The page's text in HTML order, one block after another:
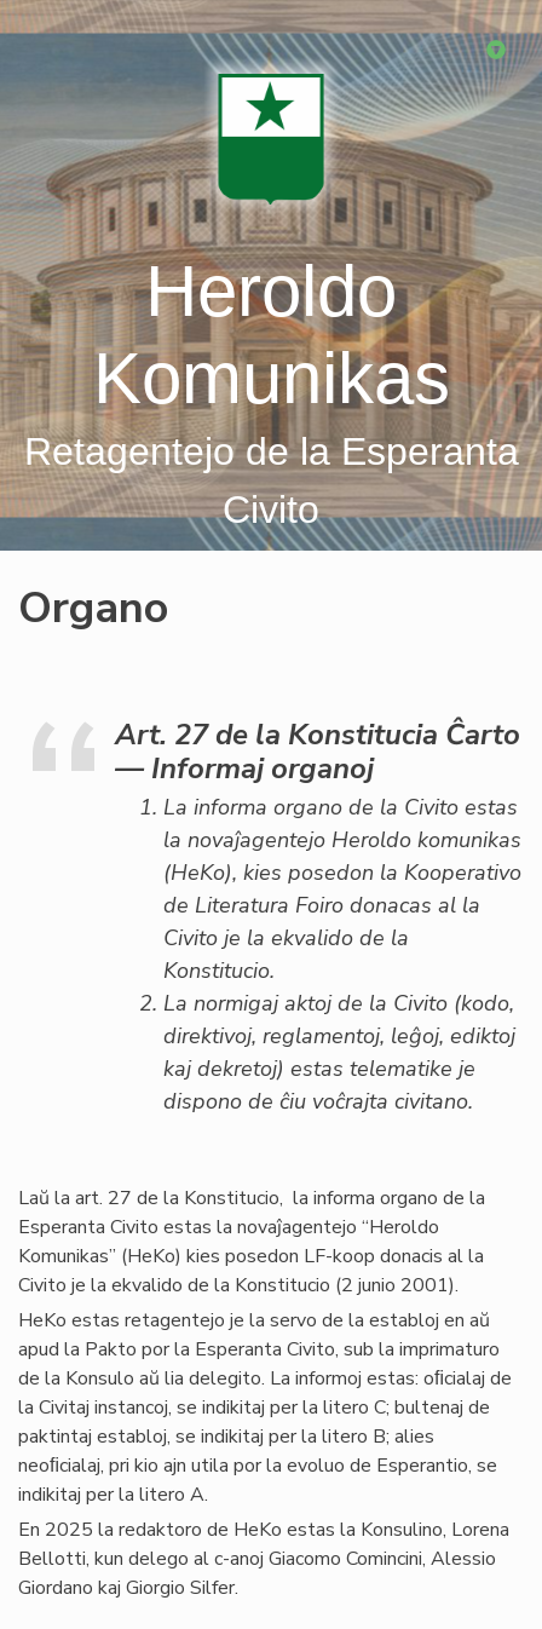
Skip
Heroldo
Komunikas
Retagentejo de la Esperanta
Civito
Organo
Art. 27 de la Konstitucia Ĉarto
— Informaj organoj
La informa organo de la Civito estas
la novaĵagentejo Heroldo komunikas
(HeKo), kies posedon la Kooperativo
de Literatura Foiro donacas al la
Civito je la ekvalido de la
Konstitucio.
La normigaj aktoj de la Civito (kodo,
direktivoj, reglamentoj, leĝoj, ediktoj
kaj dekretoj) estas telematike je
dispono de ĉiu voĉrajta civitano.
Laŭ la art. 27 de la Konstitucio, la informa organo de la
Esperanta Civito estas la novaĵagentejo “Heroldo
Komunikas” (HeKo) kies posedon LF-koop donacis al la
Civito je la ekvalido de la Konstitucio (2 junio 2001).
HeKo estas retagentejo je la servo de la establoj en aŭ
apud la Pakto por la Esperanta Civito, sub la imprimaturo
de la Konsulo aŭ lia delegito. La informoj estas: oﬁcialaj de
la Civitaj instancoj, se indikitaj per la litero C; bultenaj de
paktintaj establoj, se indikitaj per la litero B; alies
neoﬁcialaj, pri kio ajn utila por la evoluo de Esperantio, se
indikitaj per la litero A.
En 2025 la redaktoro de HeKo estas la Konsulino, Lorena
Bellotti, kun delego al c-anoj Giacomo Comincini, Alessio
Giordano kaj Giorgio Silfer.